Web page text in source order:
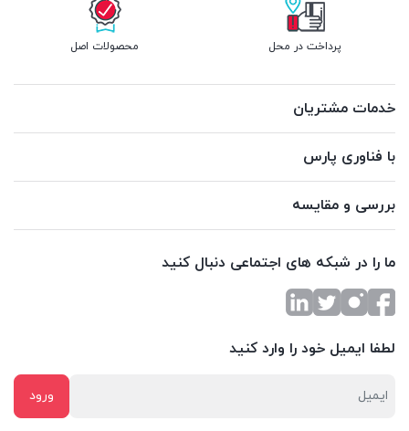
پرداخت در محل محصولات اصل
خدمات مشتریان
با فناوری پارس
بررسی و مقایسه
ما را در شبکه های اجتماعی دنبال کنید
لطفا ایمیل خود را وارد کنید